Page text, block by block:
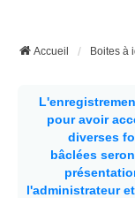
Accueil Boites à
pour avoir
diverses
bâclées
l'administrateur